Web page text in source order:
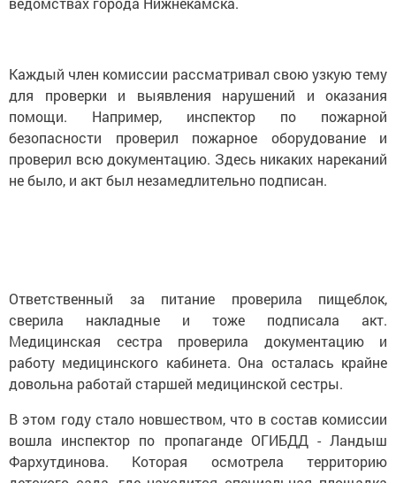
Каждый член комиссии рассматривал свою узкую тему
для проверки и выявления нарушений и оказания
помощи. Например, инспектор по пожарной
безопасности проверил пожарное оборудование и
проверил всю документацию. Здесь никаких нареканий
не было, и акт был незамедлительно подписан.
Ответственный за питание проверила пищеблок,
сверила накладные и тоже подписала акт.
Медицинская сестра проверила документацию и
работу медицинского кабинета. Она осталась крайне
довольна работай старшей медицинской сестры.
В этом году стало новшеством, что в состав комиссии
вошла инспектор по пропаганде ОГИБДД - Ландыш
Фархутдинова. Которая осмотрела территорию